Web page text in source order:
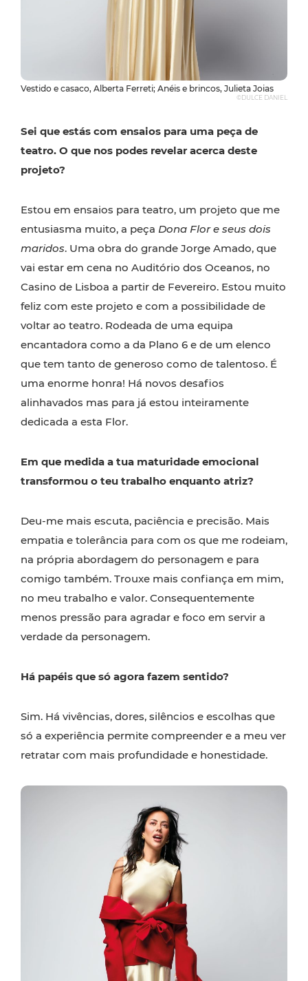
Vestido e casaco, Alberta Ferreti; Anéis e brincos, Julieta Joias
©DULCE DANIEL
Sei que estás com ensaios para uma peça de
teatro. O que nos podes revelar acerca deste
projeto?
Estou em ensaios para teatro, um projeto que me
entusiasma muito, a peça Dona Flor e seus dois
maridos. Uma obra do grande Jorge Amado, que
vai estar em cena no Auditório dos Oceanos, no
Casino de Lisboa a partir de Fevereiro. Estou muito
feliz com este projeto e com a possibilidade de
voltar ao teatro. Rodeada de uma equipa
encantadora como a da Plano 6 e de um elenco
que tem tanto de generoso como de talentoso. É
uma enorme honra! Há novos desafios
alinhavados mas para já estou inteiramente
dedicada a esta Flor.
Em que medida a tua maturidade emocional
transformou o teu trabalho enquanto atriz?
Deu-me mais escuta, paciência e precisão. Mais
empatia e tolerância para com os que me rodeiam,
na própria abordagem do personagem e para
comigo também. Trouxe mais confiança em mim,
no meu trabalho e valor. Consequentemente
menos pressão para agradar e foco em servir a
verdade da personagem.
Há papéis que só agora fazem sentido?
Sim. Há vivências, dores, silêncios e escolhas que
só a experiência permite compreender e a meu ver
retratar com mais profundidade e honestidade.